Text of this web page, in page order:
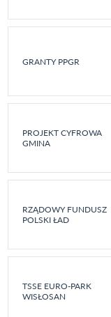
GRANTY PPGR
PROJEKT CYFROWA
GMINA
RZĄDOWY FUNDUSZ
POLSKI ŁAD
TSSE EURO-PARK
WISŁOSAN